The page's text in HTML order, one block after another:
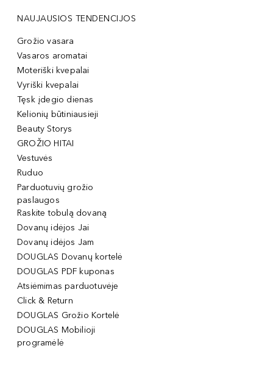
NAUJAUSIOS TENDENCIJOS
Grožio vasara
Vasaros aromatai
Moteriški kvepalai
Vyriški kvepalai
Tęsk įdegio dienas
Kelionių būtiniausieji
Beauty Storys
GROŽIO HITAI
Vestuvės
Ruduo
Parduotuvių grožio
paslaugos
Raskite tobulą dovaną
Dovanų idėjos Jai
Dovanų idėjos Jam
DOUGLAS Dovanų kortelė
DOUGLAS PDF kuponas
Atsiėmimas parduotuvėje
Click & Return
DOUGLAS Grožio Kortelė
DOUGLAS Mobilioji
programėlė